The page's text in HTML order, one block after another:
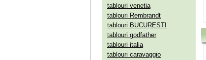
tablouri venetia
tablouri Rembrandt
tablouri BUCURESTI
tablouri godfather
tablouri italia
tablouri caravaggio